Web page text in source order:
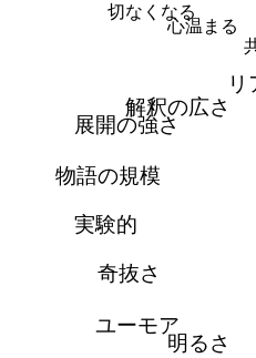
心温まる
切なくなる
リ
明るさ
ユーモア
奇抜さ
実験的
物語の規模
展開の強さ
解釈の広さ